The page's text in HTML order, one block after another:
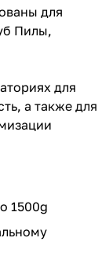
для
Пилы,
для
а также для
1500g